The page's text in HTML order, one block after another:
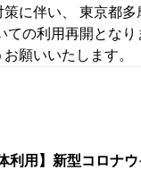
に伴い、 東京都
ての利用再開とな
願いいたします。
利用】新型コロナ